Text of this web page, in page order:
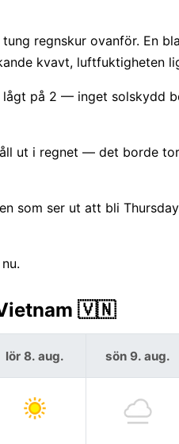
regnskur ovanför. En
kvavt, luftfuktigheten
på 2 — inget solskydd
ut i regnet — det borde
som ser ut att bli
Vietnam 🇻🇳
lör 8. aug. sön 9. aug.